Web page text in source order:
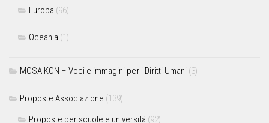
Europa (96)
Oceania (1)
MOSAIKON – Voci e immagini per i Diritti Umani (3)
Proposte Associazione (139)
Proposte per scuole e università (92)